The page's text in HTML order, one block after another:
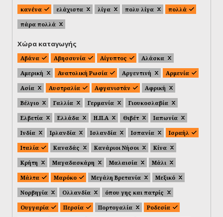
κανένα ελάχιστα λίγα πολυ λίγα
πολλά
πάρα πολλά
Χώρα καταγωγής
Αβάνα Αβησσυνία Αίγυπτος
Αλάσκα
Αμερική
Ανατολική Ρωσία Αργεντινή
Αρμενία
Ασία
Αυστραλία Αφγανιστάν
Αφρική
Βέλγιο
Γαλλία Γερμανία
Γιουκοσλαβία
Ελβετία
Ελλάδα Η.Π.Α Θιβέτ
Ιαπωνία
Ινδία
Ιρλανδία Ισλανδία Ισπανία
Ισραήλ
Ιταλία
Καναδάς Κανάριοι Νήσοι
Κίνα
Κρήτη
Μαγαδασκάρη Μαλαισία
Μάλι
Μάλτα
Μαρόκο Μεγάλη Βρετανία
Μεξικό
Νορβηγία
Ολλανδία
όπου γης και πατρίς
Ουγγαρία
Περσία Πορτογαλία
Ροδεσία